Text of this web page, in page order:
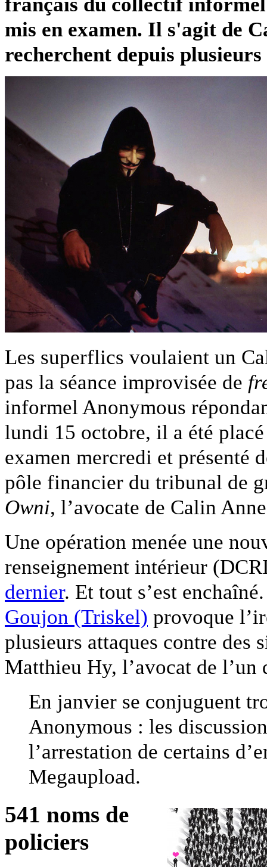
mis en examen. Il s'agit de
recherchent depuis plusieurs
Les superflics voulaient un
pas la séance improvisée de
informel Anonymous
lundi 15 octobre, il a été
examen mercredi et présenté
pôle financier du tribunal de
Owni, l’avocate de Calin
Une opération menée une
renseignement intérieur
dernier. Et tout s’est
Goujon (Triskel) provoque
plusieurs attaques contre des
Matthieu Hy, l’avocat de l’un
En janvier se conjuguent
Anonymous : les
l’arrestation de certains
Megaupload.
541 noms de
policiers